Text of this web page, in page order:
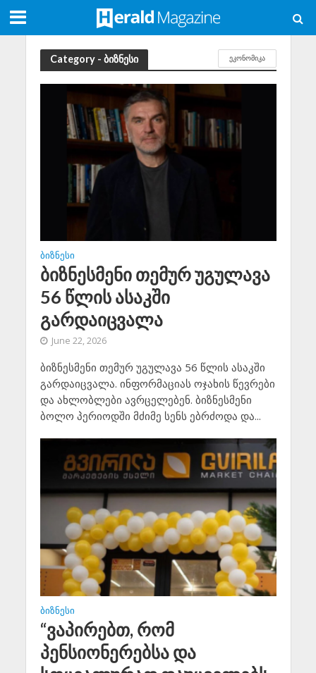
Category - ბიზნესი ᲔᲙᲝᲜᲝᲛᲘᲙᲐ
ᲑᲘᲖᲜᲔᲡᲘ
ბიზნესმენი თემურ უგულავა
56 წლის ასაკში
გარდაიცვალა
June 22, 2026
ბიზნესმენი თემურ უგულავა 56 წლის ასაკში
გარდაიცვალა. ინფორმაციას ოჯახის წევრები
და ახლობლები ავრცელებენ. ბიზნესმენი
ბოლო პერიოდში მძიმე სენს ებრძოდა და...
ᲑᲘᲖᲜᲔᲡᲘ
“ვაპირებთ, რომ
პენსიონერებსა და